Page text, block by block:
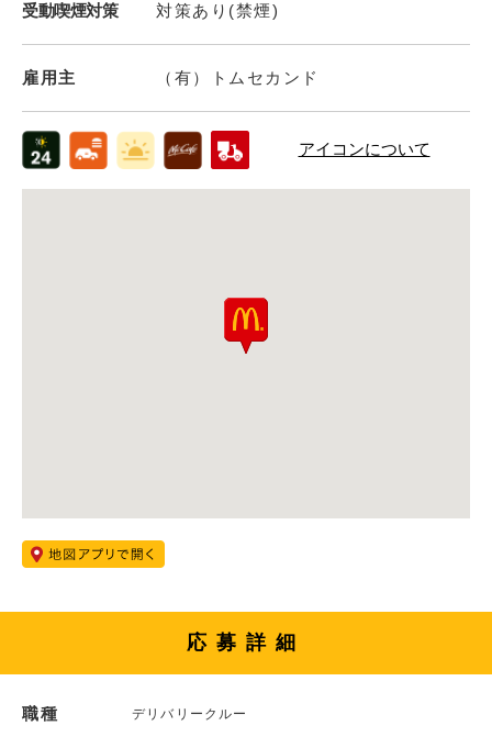
受動喫煙対策 対策あり(禁煙)
雇用主 （有）トムセカンド
アイコンについて
応募詳細
職種 デリバリークルー